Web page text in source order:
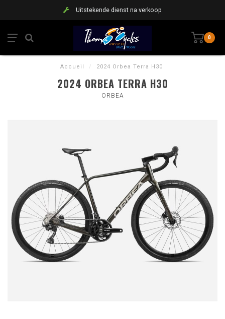
Uitstekende dienst na verkoop
0
Accueil / 2024 Orbea Terra H30
2024 ORBEA TERRA H30
ORBEA